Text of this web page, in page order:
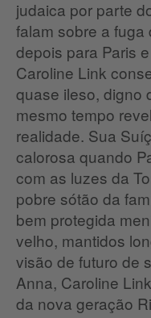
judaica por parte
falam sobre a
depois para Paris
Caroline Link
quase ileso, digno
mesmo tempo
realidade. Sua
calorosa quando
com as luzes da
pobre sótão da
bem protegida
velho, mantidos
visão de futuro de
Anna, Caroline
da nova geração